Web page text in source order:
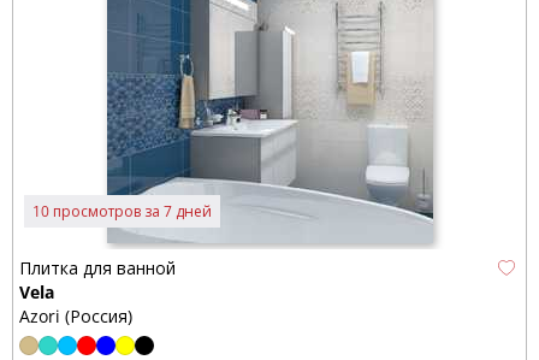
10 просмотров за 7 дней
Плитка для ванной
Vela
Azori (Россия)